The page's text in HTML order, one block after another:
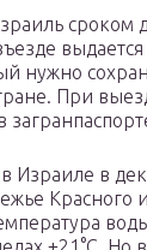
сроком
нужно
При
Израиле в
Красного